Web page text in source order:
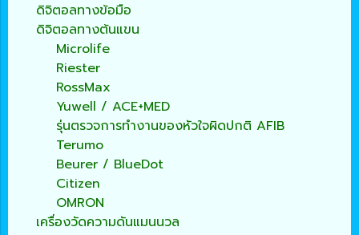
ดิจิตอลทางข้อมือ
ดิจิตอลทางต้นแขน
Microlife
Riester
RossMax
Yuwell / ACE+MED
รุ่นตรวจการทำงานของหัวใจผิดปกติ AFIB
Terumo
Beurer / BlueDot
Citizen
OMRON
เครื่องวัดความดันแมนนวล